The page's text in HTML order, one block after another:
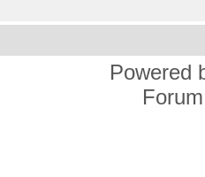
Powered